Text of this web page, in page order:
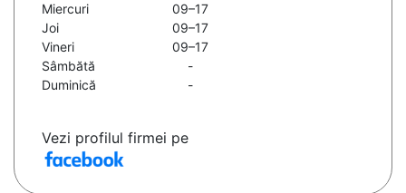
Miercuri
09–17
Joi
09–17
Vineri
09–17
Sâmbătă
-
Duminică
-
Vezi profilul firmei pe